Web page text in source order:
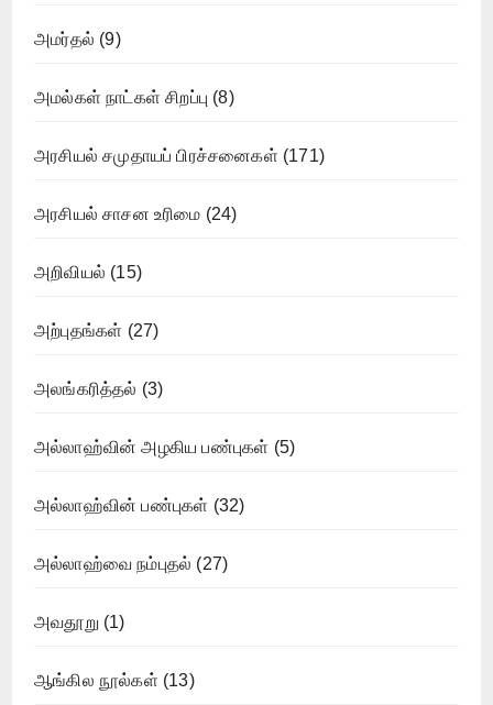
அமர்தல் (9)
அமல்கள் நாட்கள் சிறப்பு (8)
அரசியல் சமுதாயப் பிரச்சனைகள் (171)
அரசியல் சாசன உரிமை (24)
அறிவியல் (15)
அற்புதங்கள் (27)
அலங்கரித்தல் (3)
அல்லாஹ்வின் அழகிய பண்புகள் (5)
அல்லாஹ்வின் பண்புகள் (32)
அல்லாஹ்வை நம்புதல் (27)
அவதூறு (1)
ஆங்கில நூல்கள் (13)